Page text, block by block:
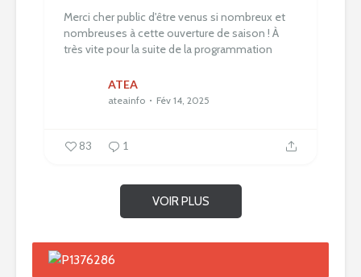
Merci cher public d'être venus si nombreux et
nombreuses à cette ouverture de saison ! À
très vite pour la suite de la programmation
ATEA
ateainfo Fév 14, 2025
83 1
VOIR PLUS